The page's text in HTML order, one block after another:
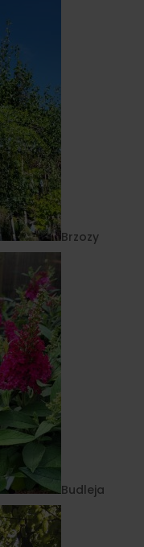
Brzozy
Budleja